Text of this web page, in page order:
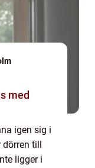
igen sig i
till
ligger i